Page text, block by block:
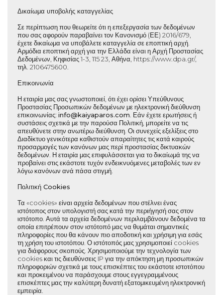
Δικαίωμα υποβολής καταγγελίας
Σε περίπτωση που θεωρείτε ότι η επεξεργασία των δεδομένων
που σας αφορούν παραβαίνει τον Κανονισμό (ΕΕ) 2016/679,
έχετε δικαίωμα να υποβάλετε καταγγελία σε εποπτική αρχή.
Αρμόδια εποπτική αρχή για την Ελλάδα είναι η Αρχή Προστασίας
Δεδομένων, Κηφισίας 1-3, 115 23, Αθήνα, https://www.dpa.gr/,
τηλ. 2106475600.
Επικοινωνία
Η εταιρία μας σας γνωστοποιεί, ότι έχει ορίσει Υπεύθυνους
Προστασίας Προσωπικών δεδομένων με ηλεκτρονική διεύθυνση
επικοινωνίας: info@kaiyaparos.com . Εάν έχετε ερωτήσεις ή
συστάσεις σχετικά με την παρούσα Πολιτική, μπορείτε να τις
απευθύνετε στην ανωτέρω διεύθυνση. Οι συνεχείς εξελίξεις στο
Διαδίκτυο γενικότερα καθιστούν απαραίτητες τις κατά καιρούς
προσαρμογές των κανόνων μας περί προστασίας δικτυακών
δεδομένων. Η εταιρία μας επιφυλάσσεται για το δικαίωμά της να
προβαίνει στις εκάστοτε τυχόν ενδεικνυόμενες μεταβολές των εν
λόγω κανόνων ανά πάσα στιγμή.
Πολιτική Cookies
Τα «cookies» είναι αρχεία δεδομένων που στέλνει ένας
ιστότοπος στον υπολογιστή σας κατά την περιήγησή σας στον
ιστότοπο. Αυτά τα αρχεία δεδομένων περιλαμβάνουν δεδομένα τα
οποία επιτρέπουν στον ιστότοπό μας να θυμάται σημαντικές
πληροφορίες που θα κάνουν πιο αποδοτική και χρήσιμη για εσάς
τη χρήση του ιστοτόπου. Ο ιστότοπός μας χρησιμοποιεί cookies
για διάφορους σκοπούς. Χρησιμοποιούμε την τεχνολογία των
cookies και τις διευθύνσεις IP για την απόκτηση μη προσωπικών
πληροφοριών σχετικά με τους επισκέπτες του εκάστοτε ιστοτόπου
και προκειμένου να παράσχουμε στους εγγεγραμμένους
επισκέπτες μας την καλύτερη δυνατή εξατομικευμένη ηλεκτρονική
εμπειρία.